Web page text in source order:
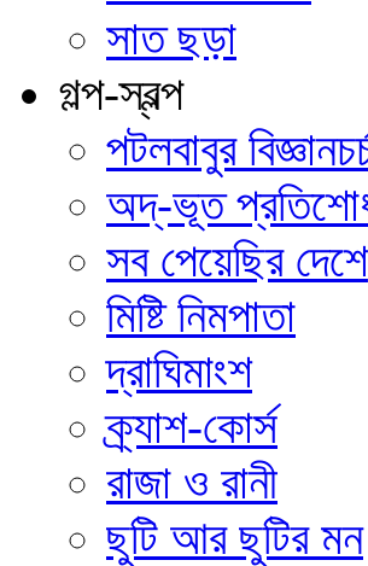
সাত ছড়া
গল্প-স্বল্প
পটলবাবুর
অদ্‌-ভূত
সব পেয়েছির দেশে
মিষ্টি নিমপাতা
দ্রাঘিমাংশ
ক্র্যাশ-কোর্স
রাজা ও রানী
ছুটি আর ছুটির মন